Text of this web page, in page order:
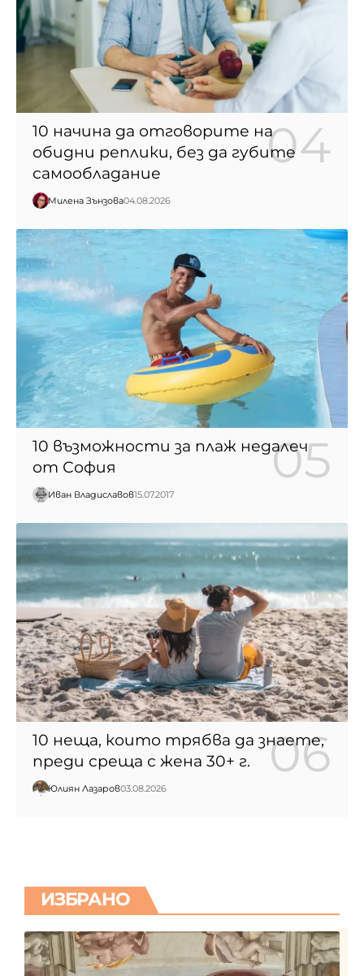
10 начина да отговорите на
обидни реплики, без да губите
самообладание
Милена Зънзова04.08.2026
10 възможности за плаж недалеч
от София
Иван Владиславов15.07.2017
10 неща, които трябва да знаете,
преди среща с жена 30+ г.
Юлиян Лазаров03.08.2026
ИЗБРАНО